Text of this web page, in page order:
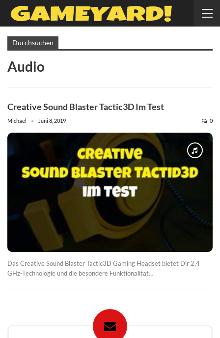
Durchsuchen
Audio
Creative Sound Blaster Tactic3D Im Test
Michael Juni 8, 2019 0
Das Creative Sound Blaster Tactic3D Gaming Headset bietet Dir 2,4
GHz-Technologie und die besondere Funktionalität…